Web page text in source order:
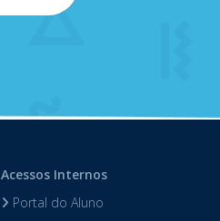
Acessos Internos
Portal do Aluno